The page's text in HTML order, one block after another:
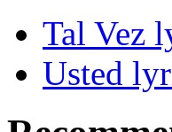
Tal Vez
Usted